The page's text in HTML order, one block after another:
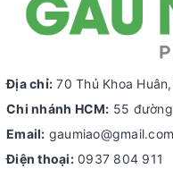
Địa chỉ: 70 Thủ Khoa
Chi nhánh HCM: 55
Email: gaumiao@gmail.com
Điện thoại: 0937 804 911